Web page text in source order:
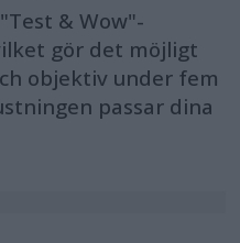
& Wow"-
gör det möjligt
objektiv under fem
passar dina